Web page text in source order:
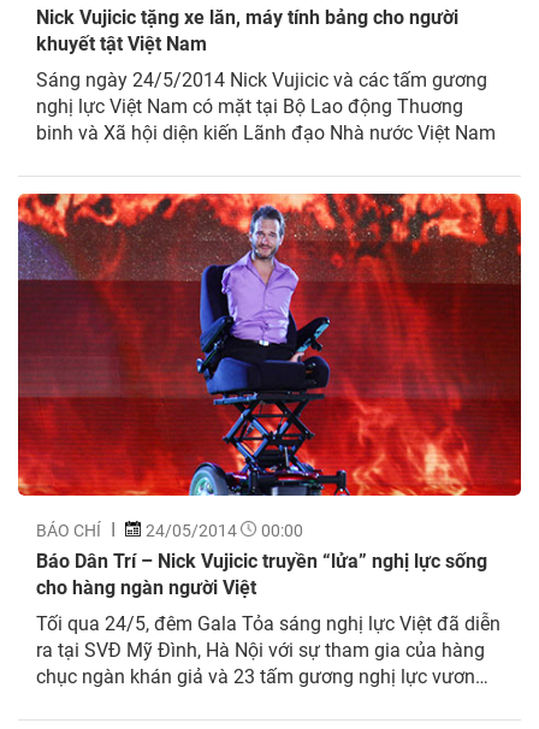
Nick Vujicic tặng xe lăn, máy tính bảng cho người
khuyết tật Việt Nam
Sáng ngày 24/5/2014 Nick Vujicic và các tấm gương
nghị lực Việt Nam có mặt tại Bộ Lao động Thuơng
binh và Xã hội diện kiến Lãnh đạo Nhà nước Việt Nam
BÁO CHÍ 24/05/2014 00:00
Báo Dân Trí – Nick Vujicic truyền “lửa” nghị lực sống
cho hàng ngàn người Việt
Tối qua 24/5, đêm Gala Tỏa sáng nghị lực Việt đã diễn
ra tại SVĐ Mỹ Đình, Hà Nội với sự tham gia của hàng
chục ngàn khán giả và 23 tấm gương nghị lực vươn